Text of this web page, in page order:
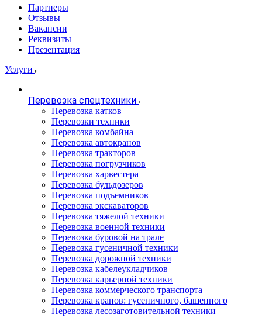
Партнеры
Отзывы
Вакансии
Реквизиты
Презентация
Услуги
Перевозка спецтехники
Перевозка катков
Перевозки техники
Перевозка комбайна
Перевозка автокранов
Перевозка тракторов
Перевозка погрузчиков
Перевозка харвестера
Перевозка бульдозеров
Перевозка подъемников
Перевозка экскаваторов
Перевозка тяжелой техники
Перевозка военной техники
Перевозка буровой на трале
Перевозка гусеничной техники
Перевозка дорожной техники
Перевозка кабелеукладчиков
Перевозка карьерной техники
Перевозка коммерческого транспорта
Перевозка кранов: гусеничного, башенного
Перевозка лесозаготовительной техники